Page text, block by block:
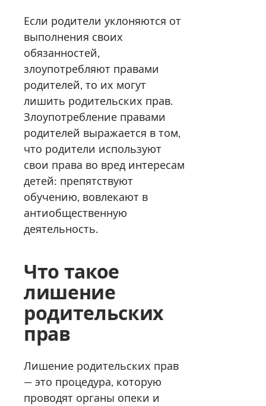
Если родители уклоняются от
выполнения своих
обязанностей,
злоупотребляют правами
родителей, то их могут
лишить родительских прав.
Злоупотребление правами
родителей выражается в том,
что родители используют
свои права во вред интересам
детей: препятствуют
обучению, вовлекают в
антиобщественную
деятельность.
Что такое
лишение
родительских
прав
Лишение родительских прав
— это процедура, которую
проводят органы опеки и